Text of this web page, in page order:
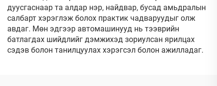
дуусгаснаар та алдар нэр, найдвар, бусад амьдралын
салбарт хэрэглэж болох практик чадваруудыг олж
авдаг. Мөн эдгээр автомашинууд нь тээврийн
батлагдах шийдлийг дэмжихэд зориулсан ярилцах
сэдэв болон танилцуулах хэрэгсэл болон ажилладаг.